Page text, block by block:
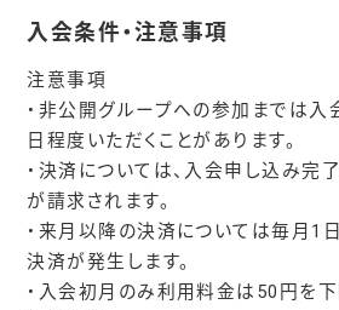
入会条件・注意事項
注意事項
・非公開グループへの参加までは
日程度いただくことがあります。
・決済については、入会申し込み完
が請求されます。
・来月以降の決済については毎月1
決済が発生します。
・入会初月のみ利用料金は50円を